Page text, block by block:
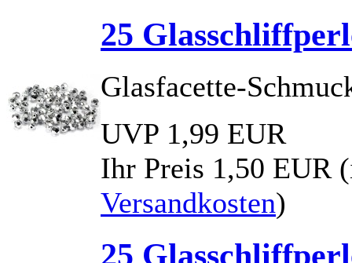
25
Glasfacette-
UVP 1,99 EUR
Ihr Preis 1,50 EUR
Versandkosten)
25